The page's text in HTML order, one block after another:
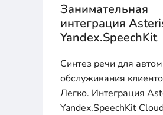
Занимательная
интеграция
Yandex.SpeechKit
Синтез речи для
обслуживания
Легко. Интеграция
Yandex.SpeechKit